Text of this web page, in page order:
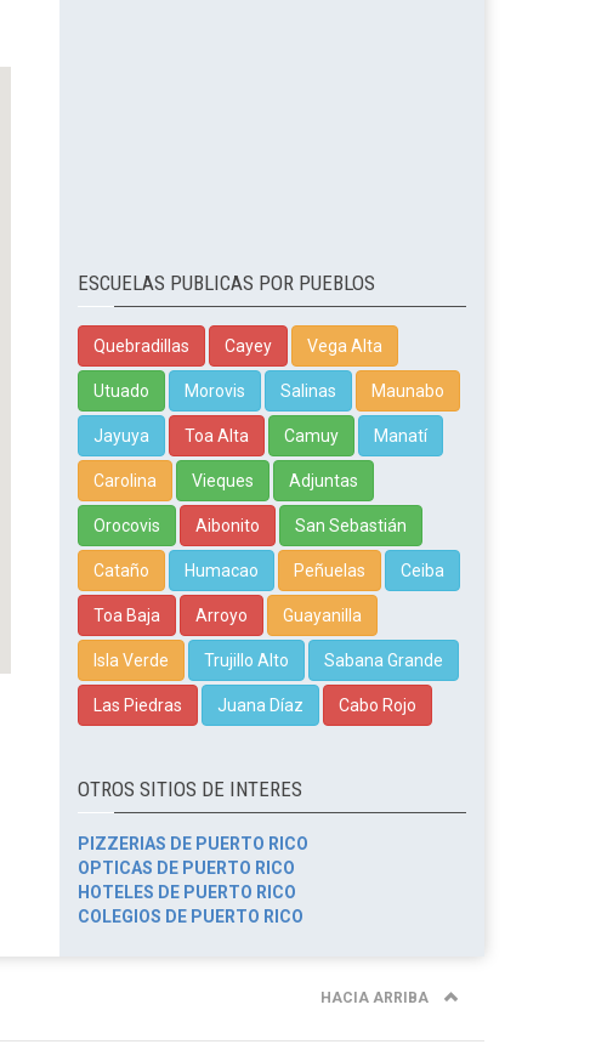
ESCUELAS PUBLICAS POR PUEBLOS
Quebradillas Cayey Vega Alta
Utuado Morovis Salinas Maunabo
Jayuya Toa Alta Camuy Manatí
Carolina Vieques Adjuntas
Orocovis Aibonito San Sebastián
Cataño Humacao Peñuelas Ceiba
Toa Baja Arroyo Guayanilla
Isla Verde Trujillo Alto Sabana Grande
Las Piedras Juana Díaz Cabo Rojo
OTROS SITIOS DE INTERES
PIZZERIAS DE PUERTO RICO
OPTICAS DE PUERTO RICO
HOTELES DE PUERTO RICO
COLEGIOS DE PUERTO RICO
HACIA ARRIBA